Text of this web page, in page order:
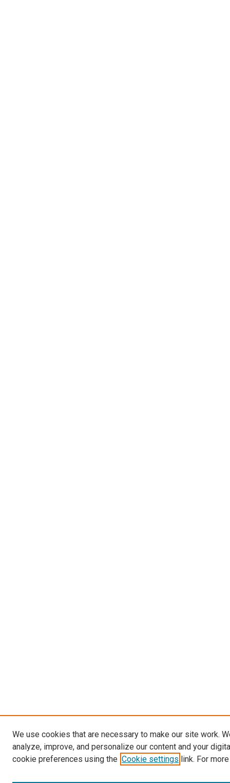
We use cookies that are necessary to make our site work.
analyze, improve, and personalize our content and your
cookie preferences using the Cookie settings link. For